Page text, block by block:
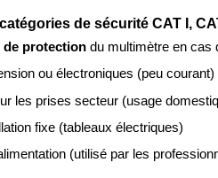
de sécurité CAT I,
de protection du multimètre en cas
ou électroniques (peu courant)
les prises secteur (usage
fixe (tableaux électriques)
(utilisé par les